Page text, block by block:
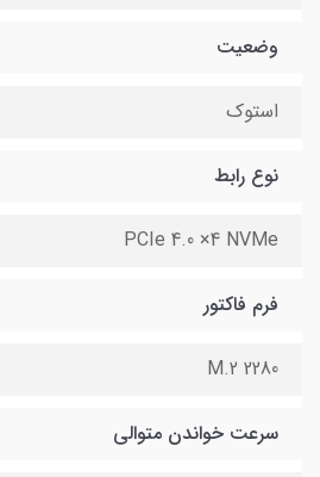
وضعیت
استوک
نوع رابط
PCIe 4.0 ×4 NVMe
فرم فاکتور
M.2 2280
سرعت خواندن متوالی